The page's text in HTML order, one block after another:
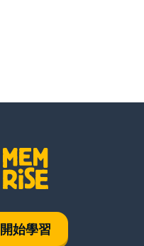
開始學習